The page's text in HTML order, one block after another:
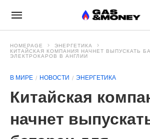
HOMEPAGE
ЭНЕРГЕТИКА
КИТАЙСКАЯ КОМПАНИЯ НАЧНЕТ ВЫПУСКАТЬ
ЭЛЕКТРОКАРОВ В АНГЛИИ
В МИРЕ НОВОСТИ ЭНЕРГЕТИКА
Китайская
начнет